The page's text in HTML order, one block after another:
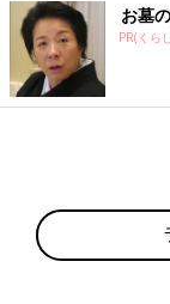
お墓
PR(くら